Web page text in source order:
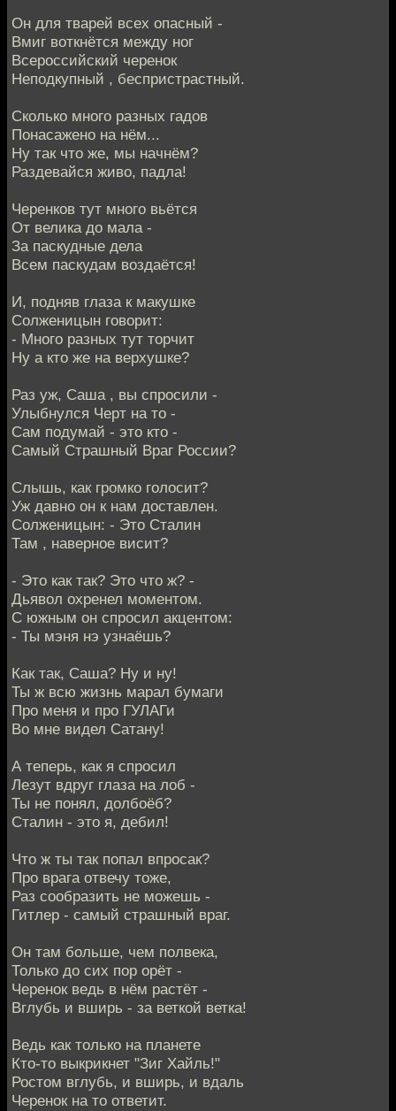
Он для тварей всех опасный -
Вмиг воткнётся между ног
Всероссийский черенок
Неподкупный , беспристрастный.
Сколько много разных гадов
Понасажено на нём...
Ну так что же, мы начнём?
Раздевайся живо, падла!
Черенков тут много вьётся
От велика до мала -
За паскудные дела
Всем паскудам воздаётся!
И, подняв глаза к макушке
Солженицын говорит:
- Много разных тут торчит
Ну а кто же на верхушке?
Раз уж, Саша , вы спросили -
Улыбнулся Черт на то -
Сам подумай - это кто -
Самый Страшный Враг России?
Слышь, как громко голосит?
Уж давно он к нам доставлен.
Солженицын: - Это Сталин
Там , наверное висит?
- Это как так? Это что ж? -
Дьявол охренел моментом.
С южным он спросил акцентом:
- Ты мэня нэ узнаёшь?
Как так, Саша? Ну и ну!
Ты ж всю жизнь марал бумаги
Про меня и про ГУЛАГи
Во мне видел Сатану!
А теперь, как я спросил
Лезут вдруг глаза на лоб -
Ты не понял, долбоёб?
Сталин - это я, дебил!
Что ж ты так попал впросак?
Про врага отвечу тоже,
Раз сообразить не можешь -
Гитлер - самый страшный враг.
Он там больше, чем полвека,
Только до сих пор орёт -
Черенок ведь в нём растёт -
Вглубь и вширь - за веткой ветка!
Ведь как только на планете
Кто-то выкрикнет "Зиг Хайль!"
Ростом вглубь, и вширь, и вдаль
Черенок на то ответит.